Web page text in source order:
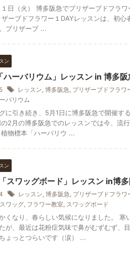
日（火） 博多阪急でプリザーブドフラワ
ーブドフラワー１DAYレッスンは、初
プリザーブ ...
ン
ハーバリウム」レッスン in 博多
レッスン 博多阪急 プリザーブドフラワ
バリウム
に引き続き、5月1日に博多阪急で開催す
の2月の博多阪急でのレッスンでは今、流
植物標本「ハーバリウ ...
ン
「スワッグボード」レッスン in博
レッスン 博多阪急 プリザーブドフラワ
スワッグ フラワー教室 スワッグボード
くなり、春らしい気候になりました。 寒
が、最近は花粉症気味で鼻がむずむず、
ょっとつらいです（涙） ...